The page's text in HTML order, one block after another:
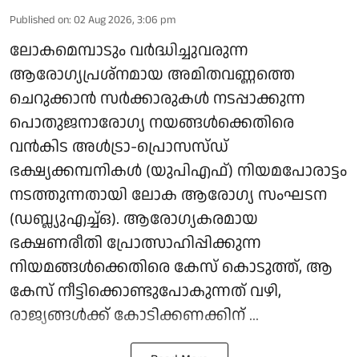
Published on: 02 Aug 2026, 3:06 pm
ലോകമെമ്പാടും വര്‍ദ്ധിച്ചുവരുന്ന
ആരോഗ്യപ്രശ്‌നമായ അമിതവണ്ണത്തെ
ചെറുക്കാന്‍ സര്‍ക്കാരുകള്‍ നടപ്പാക്കുന്ന
പൊതുജനാരോഗ്യ നയങ്ങള്‍ക്കെതിരെ
വന്‍കിട അള്‍ട്രാ-പ്രൊസസ്ഡ്
ഭക്ഷ്യക്കമ്പനികള്‍ (യുപിഎഫ്) നിയമപോരാട്ടം
നടത്തുന്നതായി ലോക ആരോഗ്യ സംഘടന
(ഡബ്ല്യുഎച്ച്ഒ). ആരോഗ്യകരമായ
ഭക്ഷണരീതി പ്രോത്സാഹിപ്പിക്കുന്ന
നിയമങ്ങള്‍ക്കെതിരെ കേസ് കൊടുത്ത്, ആ
കേസ് നീട്ടിക്കൊണ്ടുപോകുന്നത് വഴി,
രാജ്യങ്ങള്‍ക്ക് കോടിക്കണക്കിന് ...